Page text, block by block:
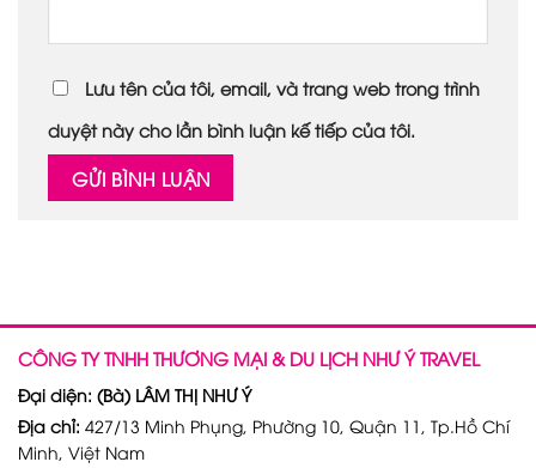
Lưu tên của tôi, email, và trang web trong trình
duyệt này cho lần bình luận kế tiếp của tôi.
CÔNG TY TNHH THƯƠNG MẠI & DU LỊCH NHƯ Ý TRAVEL
Đại diện: (Bà) LÂM THỊ NHƯ Ý
Địa chỉ: 427/13 Minh Phụng, Phường 10, Quận 11, Tp.Hồ Chí
Minh, Việt Nam